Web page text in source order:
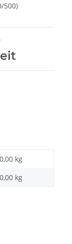
500)
0,00 kg
0,00 kg